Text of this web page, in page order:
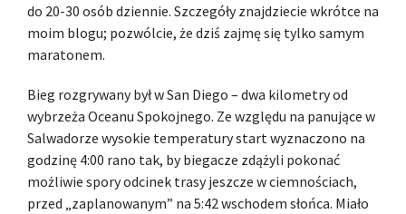
do 20-30 osób dziennie. Szczegóły znajdziecie wkrótce na
moim blogu; pozwólcie, że dziś zajmę się tylko samym
maratonem.
Bieg rozgrywany był w San Diego – dwa kilometry od
wybrzeża Oceanu Spokojnego. Ze względu na panujące w
Salwadorze wysokie temperatury start wyznaczono na
godzinę 4:00 rano tak, by biegacze zdążyli pokonać
możliwie spory odcinek trasy jeszcze w ciemnościach,
przed „zaplanowanym” na 5:42 wschodem słońca. Miało